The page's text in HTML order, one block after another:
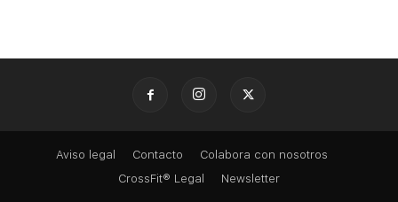
Aviso legal Contacto
Colabora con nosotros
CrossFit® Legal
Newsletter